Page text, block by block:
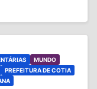
MUNDO
PREFEITURA DE COTIA